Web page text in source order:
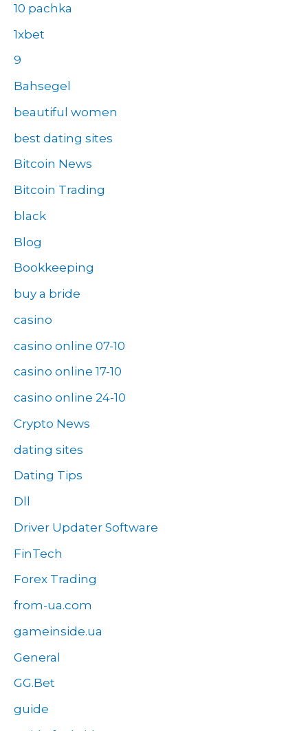
10 pachka
1xbet
9
Bahsegel
beautiful women
best dating sites
Bitcoin News
Bitcoin Trading
black
Blog
Bookkeeping
buy a bride
casino
casino online 07-10
casino online 17-10
casino online 24-10
Crypto News
dating sites
Dating Tips
Dll
Driver Updater Software
FinTech
Forex Trading
from-ua.com
gameinside.ua
General
GG.Bet
guide